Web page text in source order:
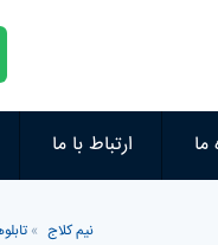
ما ارتباط با ما
نیم کلاج »